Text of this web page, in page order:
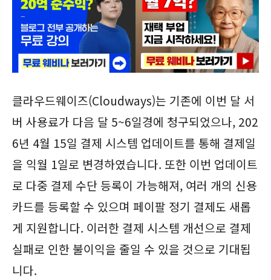
클라우드웨이즈(Cloudways)는 기존에 이번 달 서
버 사용료가 다음 달 5~6일경에 청구되었으나, 202
6년 4월 15일 결제 시스템 업데이트를 통해 결제일
을 익월 1일로 변경하였습니다. 또한 이번 업데이트
로 다중 결제 수단 등록이 가능해져, 여러 개의 신용
카드를 등록할 수 있으며 페이팔 정기 결제도 새롭
게 지원합니다. 이러한 결제 시스템 개선으로 결제
실패로 인한 불이익을 줄일 수 있을 것으로 기대됩
니다.